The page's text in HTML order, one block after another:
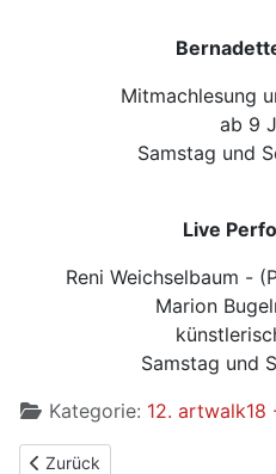
Mitmachlesung
ab 9
Samstag und
Live
Reni Weichselbaum -
Marion
Samstag und
Kategorie: 12. artwalk18
Vorheriger Beitrag: 24 - Verein
Zurück